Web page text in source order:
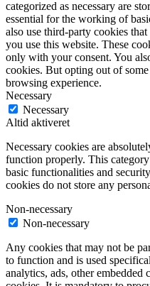
categorized as necessary are
essential for the working of
also use third-party cookies
you use this website. These
only with your consent. You
cookies. But opting out of
browsing experience.
Necessary
Necessary
Altid aktiveret
Necessary cookies are
function properly. This
basic functionalities and
cookies do not store any
Non-necessary
Non-necessary
Any cookies that may not be
to function and is used
analytics, ads, other embedded